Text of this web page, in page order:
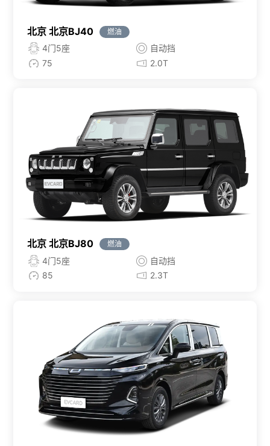
北京 北京BJ40 燃油
4门5座
自动挡
75
2.0T
北京 北京BJ80 燃油
4门5座
自动挡
85
2.3T